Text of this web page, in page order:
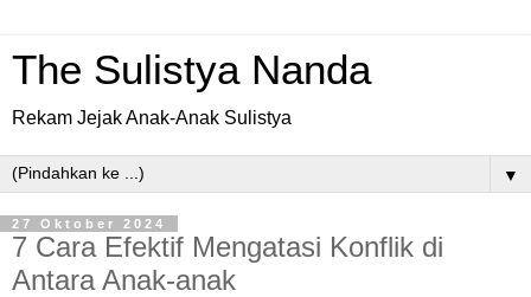
The Sulistya Nanda
Rekam Jejak Anak-Anak Sulistya
▼
27 Oktober 2024
7 Cara Efektif Mengatasi Konflik di
Antara Anak-anak